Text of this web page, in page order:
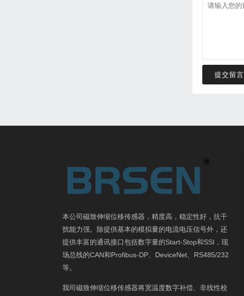
提交留言
本公司磁致伸缩位移传感器，精度高，稳定性好，抗干
扰能力强。除提供基本的模拟量的电流电压信号外，还
提供丰富的通讯接口包括数字量的Start-Stop和SSI，现
场总线的CAN和Profibus-DP、DeviceNet、RS485/232
等。
我司磁致伸缩位移传感器将宽温度数字补偿、非线性校